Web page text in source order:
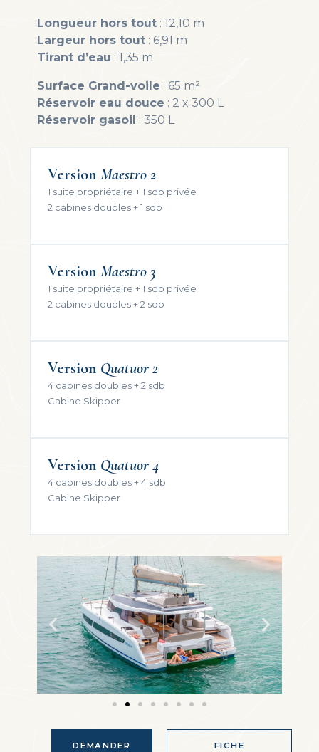
Longueur hors tout : 12,10 m
Largeur hors tout : 6,91 m
Tirant d’eau : 1,35 m
Surface Grand-voile : 65 m²
Réservoir eau douce : 2 x 300 L
Réservoir gasoil : 350 L
Version Maestro 2
1 suite propriétaire + 1 sdb privée
2 cabines doubles + 1 sdb
Version Maestro 3
1 suite propriétaire + 1 sdb privée
2 cabines doubles + 2 sdb
Version Quatuor 2
4 cabines doubles + 2 sdb
Cabine Skipper
Version Quatuor4
4 cabines doubles + 4 sdb
Cabine Skipper
DEMANDER
FICHE